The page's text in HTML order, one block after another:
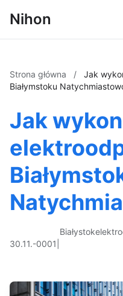
Nihon
Strona główna /
Jak
Białymstoku
Jak
30.11.-0001
Białystok